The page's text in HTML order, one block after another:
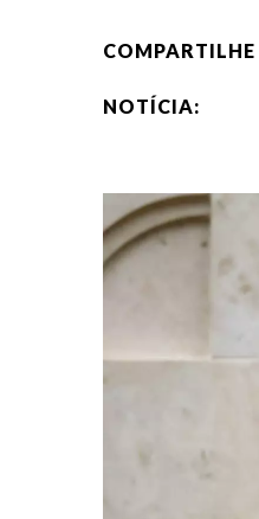
COMPARTILHE
NOTÍCIA: